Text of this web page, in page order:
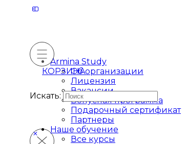
Armina Study
Об организации
Лицензия
Вакансии
Бонусная программа
Подарочный сертификат
Партнеры
Наше обучение
Все курсы
КОРЗИНА
Искать: